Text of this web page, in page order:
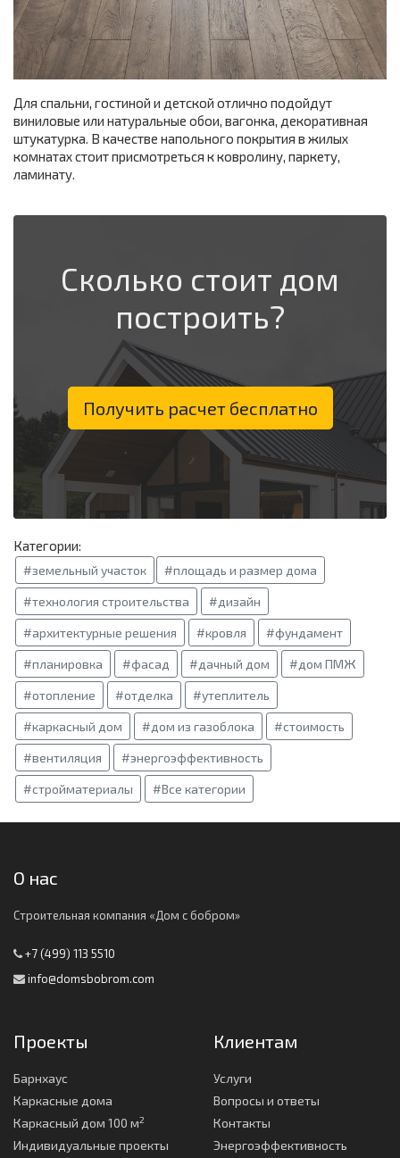
Для спальни, гостиной и детской отлично подойдут
виниловые или натуральные обои, вагонка, декоративная
штукатурка. В качестве напольного покрытия в жилых
комнатах стоит присмотреться к ковролину, паркету,
ламинату.
Сколько стоит дом
построить?
Получить расчет бесплатно
Категории:
#земельный участок #площадь и размер дома
#технология строительства #дизайн
#архитектурные решения #кровля #фундамент
#планировка #фасад #дачный дом #дом ПМЖ
#отопление #отделка #утеплитель
#каркасный дом #дом из газоблока #стоимость
#вентиляция #энергоэффективность
#стройматериалы #Все категории
О нас
Строительная компания «Дом с бобром»
+7 (499) 113 5510
info@domsbobrom.com
Проекты
Барнхаус
Каркасные дома
Каркасный дом 100 м2
Индивидуальные проекты
Клиентам
Услуги
Вопросы и ответы
Контакты
Энергоэффективность